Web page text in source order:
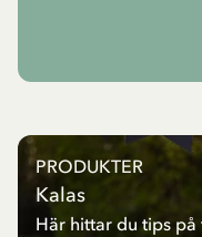
PRODUKTER
Kalas
Här hittar du tips